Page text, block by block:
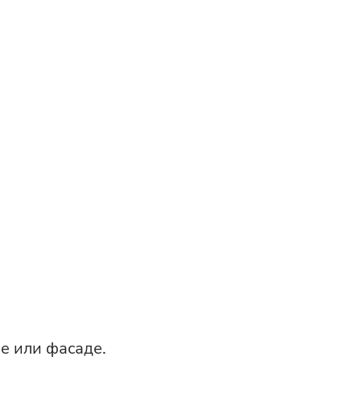
или фасаде.